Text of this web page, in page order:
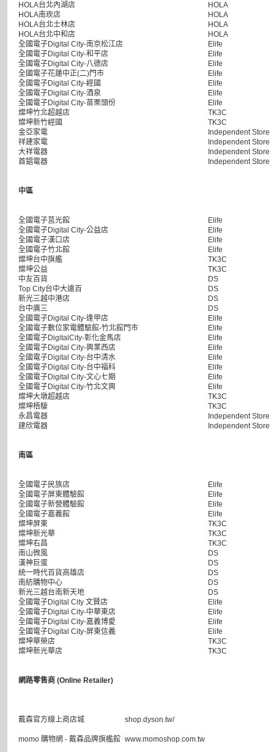
HOLA台北內湖店
HOLA
HOLA南崁店
HOLA
HOLA台北士林店
HOLA
HOLA台北中和店
HOLA
全國電子Digital City-南京松江店
Elife
全國電子Digital City-和平店
Elife
全國電子Digital City-八德店
Elife
全國電子花蓮中正(二)門市
Elife
全國電子Digital City-經國
Elife
全國電子Digital City-酒泉
Elife
全國電子Digital City-苗栗頭份
Elife
燦坤竹北超越店
TK3C
燦坤新竹經國
TK3C
金亞家電
Independent Store
祥建家電
Independent Store
大祥電器
Independent Store
首錩電器
Independent Store
中區
全國電子莒光館
Elife
全國電子Digital City-公益店
Elife
全國電子漢口店
Elife
全國電子竹北館
Elife
燦坤台中旗艦
TK3C
燦坤公益
TK3C
中友百貨
DS
Top City台中大遠百
DS
新光三越中港店
DS
台中廣三
DS
全國電子Digital City-逢甲店
Elife
全國電子數位家電體驗館-竹北館門市
Elife
全國電子DigitalCity-彰化金馬店
Elife
全國電子Digital City-興業西店
Elife
全國電子Digital City-台中清水
Elife
全國電子Digital City-台中福科
Elife
全國電子Digital City-文心七期
Elife
全國電子Digital City-竹北文興
Elife
燦坤大墩超越店
TK3C
燦坤梧棲
TK3C
永昌電器
Independent Store
建欣電器
Independent Store
南區
全國電子民族店
Elife
全國電子屏東體驗館
Elife
全國電子新營體驗館
Elife
全國電子嘉義館
Elife
燦坤屏東
TK3C
燦坤新光華
TK3C
燦坤右昌
TK3C
南山微風
DS
漢神巨蛋
DS
統一時代百貨高雄店
DS
南紡購物中心
DS
新光三越台南新天地
DS
全國電子Digital City 文賢店
Elife
全國電子Digital City-中華東店
Elife
全國電子Digital City-嘉義博愛
Elife
全國電子Digital City-屏東信義
Elife
燦坤華榮店
TK3C
燦坤新光華店
TK3C
網路零售商 (Online Retailer)
戴森官方線上商店城 shop.dyson.tw/
momo 購物網 - 戴森品牌旗艦館 www.momoshop.com.tw